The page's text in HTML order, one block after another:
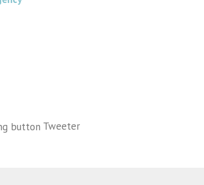
Tweeter